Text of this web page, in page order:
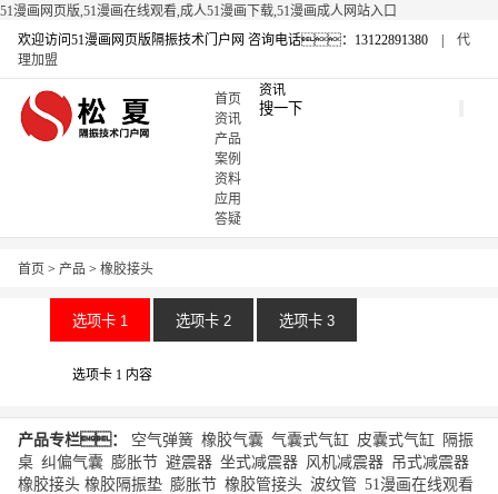
51漫画网页版,51漫画在线观看,成人51漫画下载,51漫画成人网站入口
欢迎访问51漫画网页版隔振技术门户网 咨询电话：13122891380 | 代
理加盟
首页
资讯
产品
案例
资料
应用
答疑
资讯
首页 > 产品 > 橡胶接头
选项卡 1 选项卡 2 选项卡 3
选项卡 1 内容
产品专栏： 空气弹簧 橡胶气囊 气囊式气缸 皮囊式气缸 隔振
桌 纠偏气囊 膨胀节 避震器 坐式减震器 风机减震器 吊式减震器
橡胶接头 橡胶隔振垫 膨胀节 橡胶管接头 波纹管 51漫画在线观看